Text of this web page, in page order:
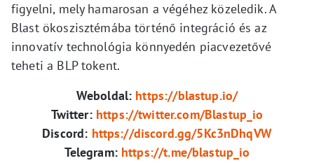
figyelni, mely hamarosan a végéhez közeledik. A
Blast ökoszisztémába történő integráció és az
innovatív technológia könnyedén piacvezetővé
teheti a BLP tokent.
Weboldal: https://blastup.io/
Twitter: https://twitter.com/Blastup_io
Discord: https://discord.gg/5Kc3nDhqVW
Telegram: https://t.me/blastup_io